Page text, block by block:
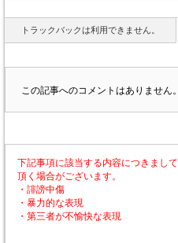
トラックバックは利用できません。
この記事へのコメントはありません。
下記事項に該当する内容につきまし
頂く場合がございます。
・誹謗中傷
・暴力的な表現
・第三者が不愉快な表現